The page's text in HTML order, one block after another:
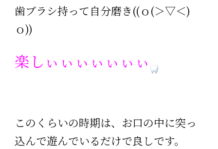
歯ブラシ持って自分磨き((ｏ(＞▽＜)
ｏ))
楽しぃぃぃぃぃぃぃ
このくらいの時期は、お口の中に突っ
込んで遊んでいるだけで良しです。